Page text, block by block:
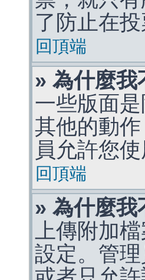
了防止在
回頂端
» 為什麼我
一些版面
其他的動
員允許您使
回頂端
» 為什麼我
上傳附加
設定。管